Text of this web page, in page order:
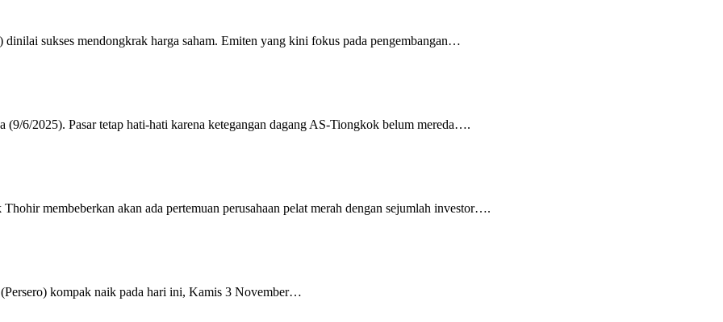
sukses mendongkrak harga saham. Emiten yang kini fokus pada pengembangan…
6/2025). Pasar tetap hati-hati karena ketegangan dagang AS-Tiongkok belum mereda….
membeberkan akan ada pertemuan perusahaan pelat merah dengan sejumlah investor….
kompak naik pada hari ini, Kamis 3 November…